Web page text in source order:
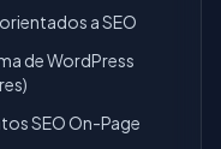
a SEO
de WordPress
SEO On-Page